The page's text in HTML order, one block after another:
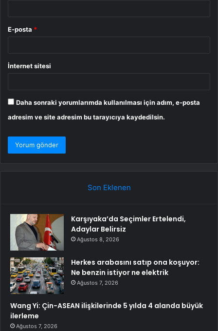
E-posta *
İnternet sitesi
Daha sonraki yorumlarımda kullanılması için adım, e-posta
adresim ve site adresim bu tarayıcıya kaydedilsin.
Son Eklenen
Karşıyaka’da Seçimler Ertelendi,
Adaylar Belirsiz
Ağustos 8, 2026
Herkes arabasını satıp ona koşuyor:
Ne benzin istiyor ne elektrik
Ağustos 7, 2026
Wang Yi: Çin-ASEAN ilişkilerinde 5 yılda 4 alanda büyük
ilerleme
Ağustos 7, 2026